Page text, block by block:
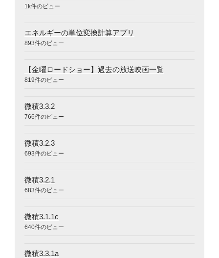
1k件のビュー
エネルギーの単位変換計算アプリ
893件のビュー
【金曜ロードショー】過去の放送映画一覧
819件のビュー
微積3.3.2
766件のビュー
微積3.2.3
693件のビュー
微積3.2.1
683件のビュー
微積3.1.1c
640件のビュー
微積3.3.1a